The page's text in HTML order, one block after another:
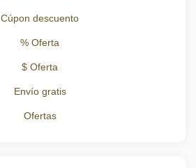
Cúpon descuento
% Oferta
$ Oferta
Envío gratis
Ofertas